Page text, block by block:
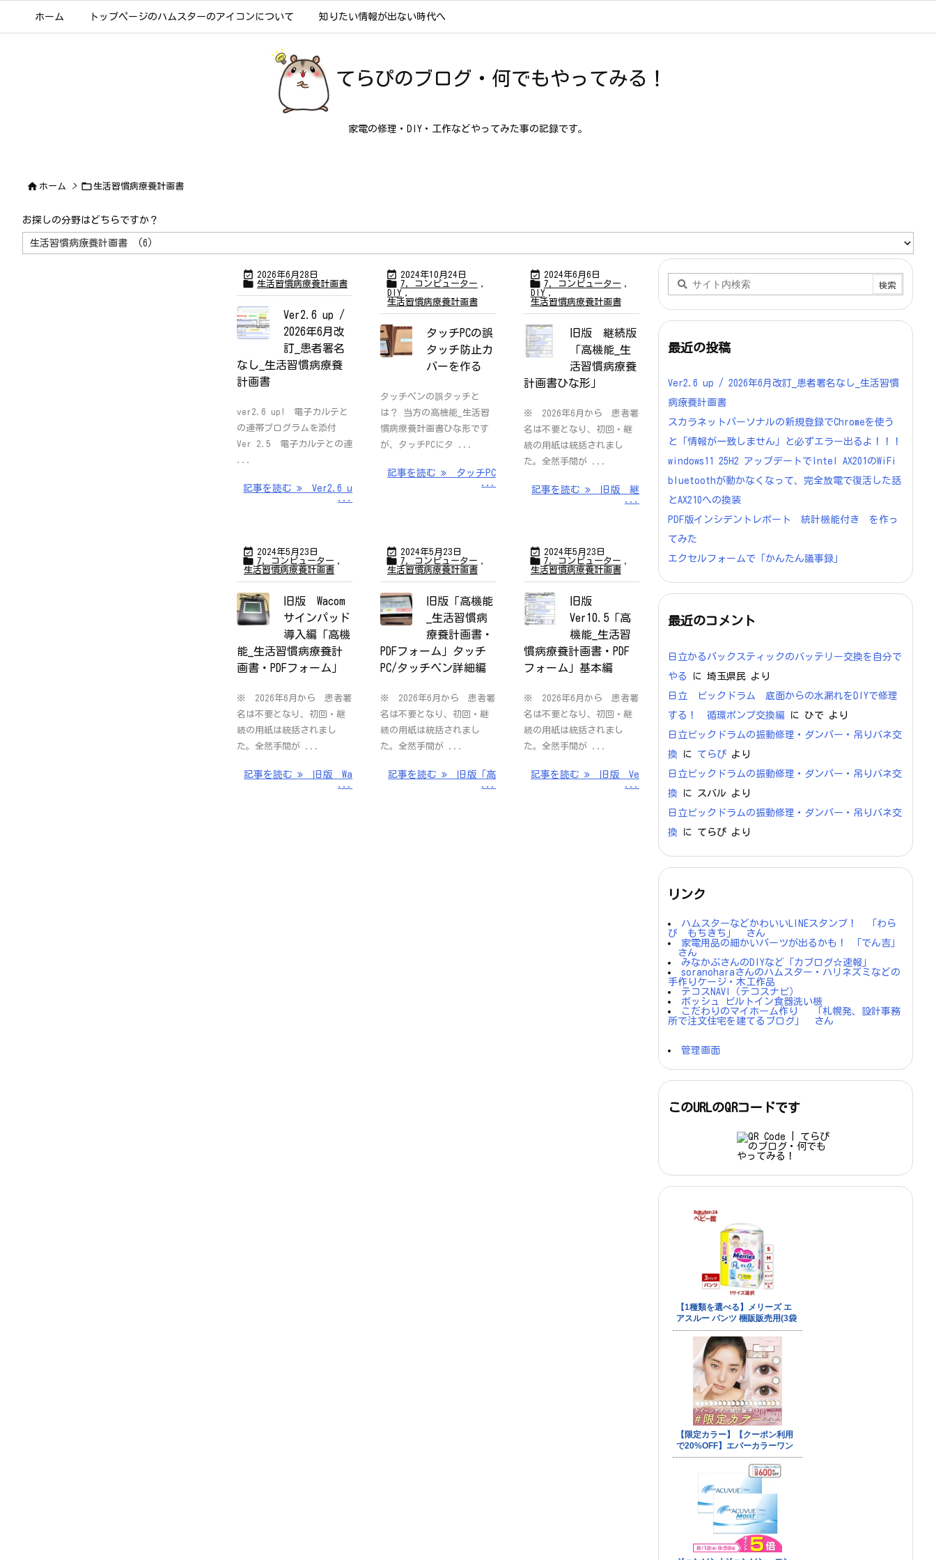
ホーム トップページのハムスターのアイコンについて 知りたい情報が出ない時代へ
てらぴのブログ・何でもやってみる！
家電の修理・DIY・工作などやってみた事の記録です。
 ホーム > 生活習慣病療養計画書
お探しの分野はどちらですか？
探
し
 2026年6月28日
 生活習慣病療養計画書
Ver2.6 up /
2026年6月改
訂_患者署名
なし_生活習慣病療養
計画書
ver2.6 up! 電子カルテと
の連帯プログラムを添付
Ver 2.5 電子カルテとの連
...
記事を読む
Ver2.6 u
...
 2024年10月24日
 7，コンピューター ,
DIY ,
生活習慣病療養計画書
タッチPCの誤
タッチ防止カ
バーを作る
タッチペンの誤タッチと
は？ 当方の高機能_生活習
慣病療養計画書ひな形です
が、タッチPCにタ ...
記事を読む
タッチPC
...
 2024年6月6日
 7，コンピューター ,
DIY ,
生活習慣病療養計画書
旧版 継続版
「高機能_生
活習慣病療養
計画書ひな形」
※ 2026年6月から 患者署
名は不要となり、初回・継
続の用紙は統括されまし
た。全然手間が ...
記事を読む
旧版 継
...
 2024年5月23日
 7，コンピューター ,
生活習慣病療養計画書
旧版 Wacom
サインパッド
導入編「高機
能_生活習慣病療養計
画書・PDFフォーム」
※ 2026年6月から 患者署
名は不要となり、初回・継
続の用紙は統括されまし
た。全然手間が ...
記事を読む
旧版 Wa
...
 2024年5月23日
 7，コンピューター ,
生活習慣病療養計画書
旧版「高機能
_生活習慣病
療養計画書・
PDFフォーム」タッチ
PC/タッチペン詳細編
※ 2026年6月から 患者署
名は不要となり、初回・継
続の用紙は統括されまし
た。全然手間が ...
記事を読む
旧版「高
...
 2024年5月23日
 7，コンピューター ,
生活習慣病療養計画書
旧版
Ver10.5「高
機能_生活習
慣病療養計画書・PDF
フォーム」基本編
※ 2026年6月から 患者署
名は不要となり、初回・継
続の用紙は統括されまし
た。全然手間が ...
記事を読む
旧版 Ve
...
最近の投稿
Ver2.6 up / 2026年6月改訂_患者署名なし_生活習慣
病療養計画書
スカラネットパーソナルの新規登録でChromeを使う
と「情報が一致しません」と必ずエラー出るよ！！！
windows11 25H2 アップデートでIntel AX201のWiFi
bluetoothが動かなくなって、完全放電で復活した話
とAX210への換装
PDF版インシデントレポート 統計機能付き を作っ
てみた
エクセルフォームで「かんたん議事録」
最近のコメント
日立かるパックスティックのバッテリー交換を自分で
やる
に 埼玉県民 より
日立 ビックドラム 底面からの水漏れをDIYで修理
する！ 循環ポンプ交換編 に ひで より
日立ビックドラムの振動修理・ダンパー・吊りバネ交
換 に てらぴ より
日立ビックドラムの振動修理・ダンパー・吊りバネ交
換 に スバル より
日立ビックドラムの振動修理・ダンパー・吊りバネ交
換 に てらぴ より
リンク
ハムスターなどかわいいLINEスタンプ！ 「わら
び もちきち」 さん
家電用品の細かいパーツが出るかも！ 「でん吉」
さん
みなかぶさんのDIYなど「カブログ☆速報」
soranoharaさんのハムスター・ハリネズミなどの
手作りケージ・木工作品
テコスNAVI（テコスナビ）
ボッシュ ビルトイン食器洗い機
こだわりのマイホーム作り 「札幌発、設計事務
所で注文住宅を建てるブログ」 さん
管理画面
このURLのQRコードです